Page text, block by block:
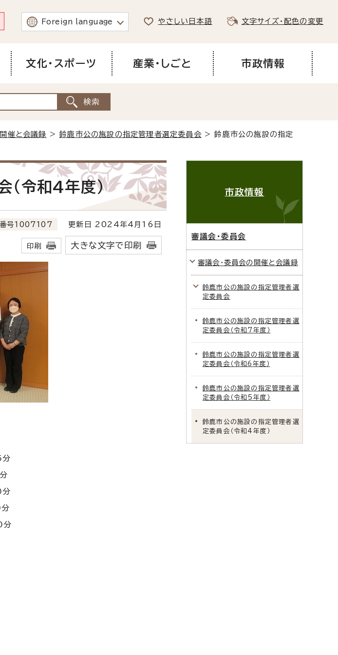
Foreign language やさしい日本語 文字サイズ・配色の変更
文化・スポーツ 産業・しごと 市政情報
催と会議録 >鈴鹿市公の施設の指定管理者選定委員会 > 鈴鹿市公の施設の指定
令和4年度）
番号1007107 更新日 2024年4月16日
印刷 大きな文字で印刷
分
分
分
市政情報
審議会・委員会
審議会・委員会の開催と会議録
鈴鹿市公の施設の指定管理者選
定委員会
鈴鹿市公の施設の指定管理者選
定委員会（令和7年度）
鈴鹿市公の施設の指定管理者選
定委員会（令和6年度）
鈴鹿市公の施設の指定管理者選
定委員会（令和5年度）
鈴鹿市公の施設の指定管理者選
定委員会（令和4年度）